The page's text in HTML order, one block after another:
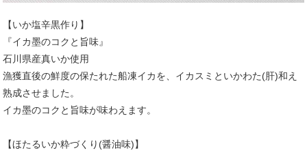
【いか塩辛黒作り】
『イカ墨のコクと旨味』
石川県産真いか使用
漁獲直後の鮮度の保たれた船凍イカを、イカスミといかわた(肝)和え
熟成させました。
イカ墨のコクと旨味が味わえます。
【ほたるいか粋づくり(醤油味)】